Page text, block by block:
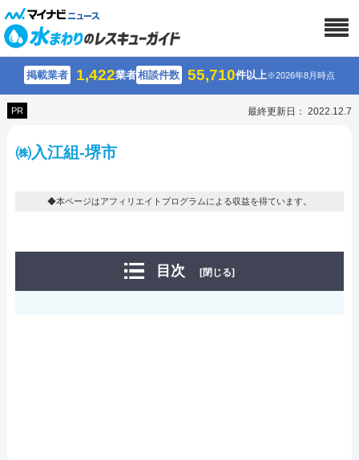
掲載業者 1,422業者相談件数 55,710件以上※2026年8月時点
PR 最終更新日： 2022.12.7
㈱入江組-堺市
◆本ページはアフィリエイトプログラムによる収益を得ています。
目次 [閉じる]